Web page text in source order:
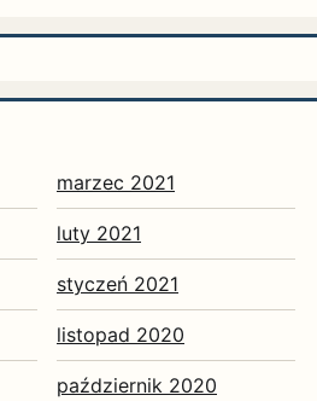
marzec 2021
luty 2021
styczeń 2021
listopad 2020
październik 2020